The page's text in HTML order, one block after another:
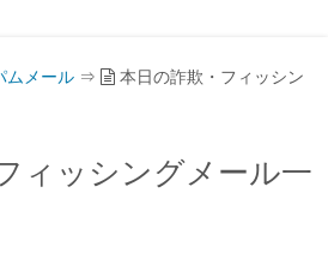
ムメール ⇒
本日の詐欺・フィッシン
ィッシングメール一